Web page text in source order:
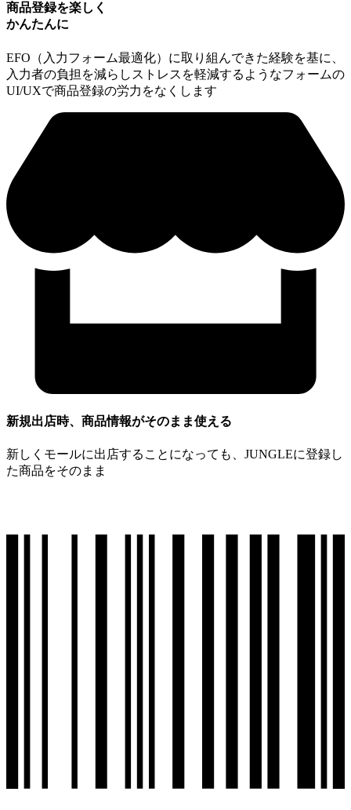
商品登録を楽しく
かんたんに
EFO（⼊⼒フォーム最適化）に取り組んできた経験を基に、
⼊⼒者の負担を減らしストレスを軽減するようなフォームの
UI/UXで商品登録の労力をなくします
新規出店時、商品情報がそのまま使える
新しくモールに出店することになっても、JUNGLEに登録し
た商品をそのまま